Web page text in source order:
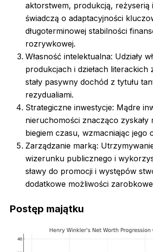
aktorstwem, produkcją, reżyserią
świadczą o adaptacyjności
długoterminowej stabilności
rozrywkowej.
Własność intelektualna: Udziały
produkcjach i dziełach literackich
stały pasywny dochód z tytułu
rezydualiami.
Strategiczne inwestycje: Mądre
nieruchomości znacząco zyskały
biegiem czasu, wzmacniając jego
Zarządzanie marką:
wizerunku publicznego i
sławy do promocji i występów
dodatkowe możliwości
Postęp majątku